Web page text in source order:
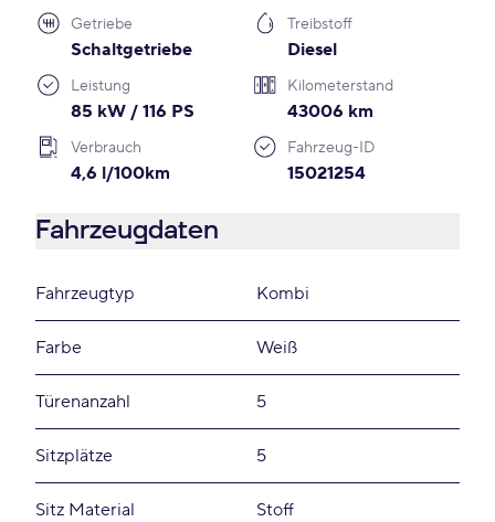
Getriebe
Schaltgetriebe
Treibstoff
Diesel
Leistung
85 kW / 116 PS
Kilometerstand
43006 km
Verbrauch
4,6 l/100km
Fahrzeug-ID
15021254
Fahrzeugdaten
Fahrzeugtyp Kombi
Farbe Weiß
Türenanzahl 5
Sitzplätze 5
Sitz Material Stoff